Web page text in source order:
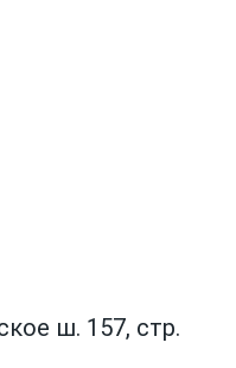
ш. 157, стр.